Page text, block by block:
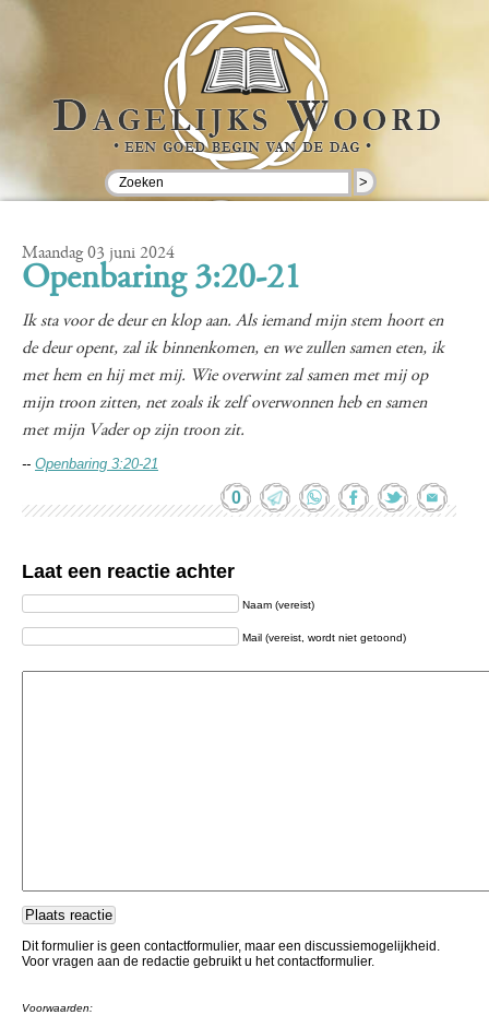
>
Maandag 03 juni 2024
Openbaring 3:20-21
Ik sta voor de deur en klop aan. Als iemand mijn stem hoort en
de deur opent, zal ik binnenkomen, en we zullen samen eten, ik
met hem en hij met mij. Wie overwint zal samen met mij op
mijn troon zitten, net zoals ik zelf overwonnen heb en samen
met mijn Vader op zijn troon zit.
-- Openbaring 3:20-21
0
Laat een reactie achter
Naam (vereist)
Mail (vereist, wordt niet getoond)
Dit formulier is geen contactformulier, maar een discussiemogelijkheid.
Voor vragen aan de redactie gebruikt u het contactformulier.
Voorwaarden: